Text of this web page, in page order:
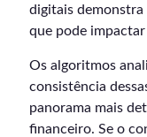
digitais demonstra
que pode
Os algoritmos
consistência
panorama mais
financeiro. Se o